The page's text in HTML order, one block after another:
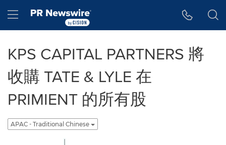
Hamburger menu
KPS CAPITAL PARTNERS 將
收購 TATE & LYLE 在
PRIMIENT 的所有股
APAC - Traditional Chinese